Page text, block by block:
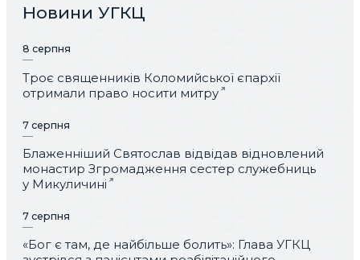
Новини УГКЦ
8 серпня
Троє священників Коломийської єпархії
отримали право носити митру
7 серпня
Блаженніший Святослав відвідав відновлений
монастир Згромадження сестер служебниць
у Микуличині
7 серпня
«Бог є там, де найбільше болить»: Глава УГКЦ